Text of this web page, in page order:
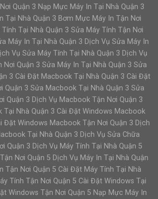
Quận 3 Nạp Mực Máy In Tại Nhà Quận 3
Tại Nhà Quận 3 Bơm Mực Máy In Tận Nơi
Tại Nhà Quận 3 Sửa Máy Tính Tận Nơi
Máy In Tại Nhà Quận 3 Dịch Vụ Sửa Máy In
Vụ Sửa Máy Tính Tại Nhà Quận 3 Dịch Vụ
Nơi Quận 3 Sửa Máy In Tại Nhà Quận 3 Sửa
3 Cài Đặt Macbook Tại Nhà Quận 3 Cài Đặt
Quận 3 Sửa Macbook Tại Nhà Quận 3 Sửa
Quận 3 Dịch Vụ Macbook Tận Nơi Quận 3
Tại Nhà Quận 3 Cài Đặt Windows Macbook
Đặt Windows Macbook Tận Nơi Quận 3 Dịch
Tại Nhà Quận 3 Dịch Vụ Sửa Chữa
Quận 3 Dịch Vụ Máy Tính Tại Nhà Quận 5
Nơi Quận 5 Dịch Vụ Máy In Tại Nhà Quận
Tận Nơi Quận 5 Cài Đặt Máy Tính Tại Nhà
Tính Tận Nơi Quận 5 Cài Đặt Windows Tại
Windows Tận Nơi Quận 5 Nạp Mực Máy In